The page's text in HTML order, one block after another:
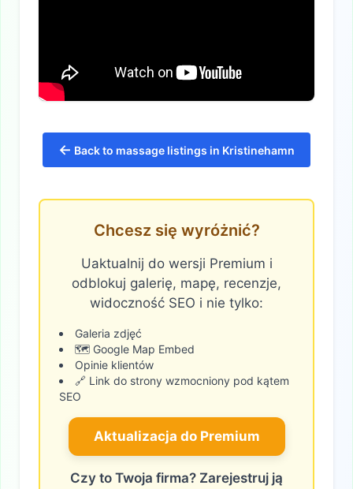
← Back to massage listings in Kristinehamn
Chcesz się wyróżnić?
Uaktualnij do wersji Premium i
odblokuj galerię, mapę, recenzje,
widoczność SEO i nie tylko:
Galeria zdjęć
🗺️ Google Map Embed
Opinie klientów
🔗 Link do strony wzmocniony pod kątem
SEO
Aktualizacja do Premium
Czy to Twoja firma? Zarejestruj ją